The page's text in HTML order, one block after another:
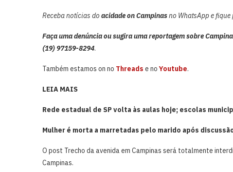
Receba notícias do acidade on Campinasno WhatsApp e
Faça uma denúncia ou sugira uma reportagem sobre
(19) 97159-8294.
Também estamos on no Threads e noYoutube.
LEIA MAIS
Rede estadual de SP volta às aulas hoje; escolas
Mulher é morta a marretadas pelo marido após
O post Trecho da avenida em Campinas será totalmente
Campinas.